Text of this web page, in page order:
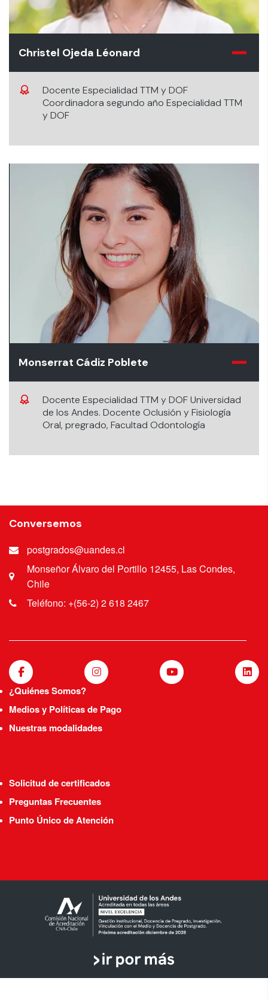
Christel Ojeda Léonard
Docente Especialidad TTM y DOF
Coordinadora segundo año Especialidad TTM
y DOF
Monserrat Cádiz Poblete
Docente Especialidad TTM y DOF Universidad
de los Andes. Docente Oclusión y Fisiología
Oral, pregrado, Facultad Odontología
Conversemos
postgrados@uandes.cl
Monseñor Álvaro del Portillo 12455, Las Condes,
Chile
Teléfono: +(56-2) 2 618 2467
¿Quiénes Somos?
Medios y Políticas de Pago
Nuestras modalidades
Solicitud de certificados
Preguntas Frecuentes
Punto Único de Atención